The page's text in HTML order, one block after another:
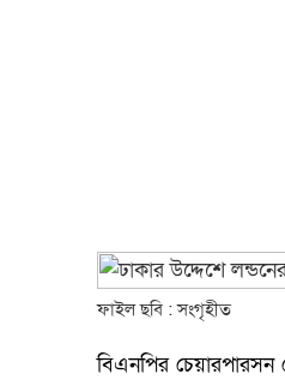
ফাইল ছবি : সংগৃহীত
বিএনপির চেয়ারপারসন